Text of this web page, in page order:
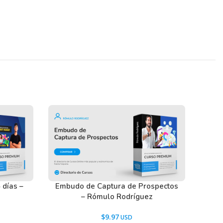
días –
Embudo de Captura de Prospectos
– Rómulo Rodríguez
$9.97